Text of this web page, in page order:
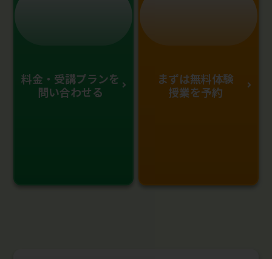
料金・受講プランを
問い合わせる
まずは無料体験
授業を予約